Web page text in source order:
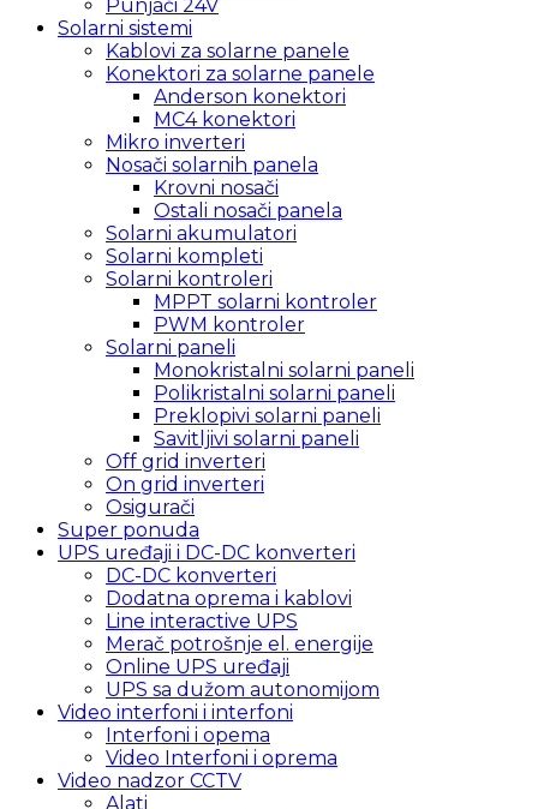
Punjači 24V
Solarni sistemi
Kablovi za solarne panele
Konektori za solarne panele
Anderson konektori
MC4 konektori
Mikro inverteri
Nosači solarnih panela
Krovni nosači
Ostali nosači panela
Solarni akumulatori
Solarni kompleti
Solarni kontroleri
MPPT solarni kontroler
PWM kontroler
Solarni paneli
Monokristalni solarni paneli
Polikristalni solarni paneli
Preklopivi solarni paneli
Savitljivi solarni paneli
Off grid inverteri
On grid inverteri
Osigurači
Super ponuda
UPS uređaji i DC-DC konverteri
DC-DC konverteri
Dodatna oprema i kablovi
Line interactive UPS
Merač potrošnje el. energije
Online UPS uređaji
UPS sa dužom autonomijom
Video interfoni i interfoni
Interfoni i opema
Video Interfoni i oprema
Video nadzor CCTV
Alati